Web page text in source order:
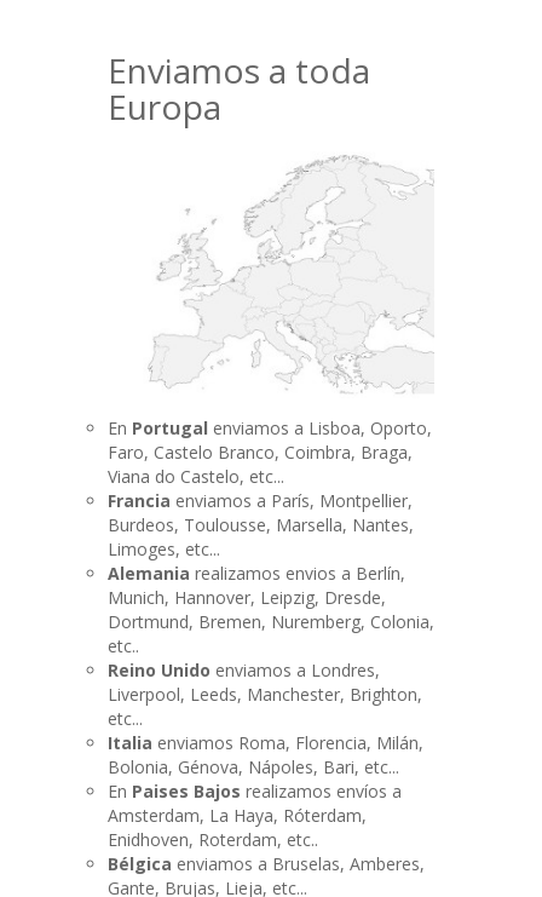
Enviamos a toda
Europa
En Portugal enviamos a Lisboa, Oporto,
Faro, Castelo Branco, Coimbra, Braga,
Viana do Castelo, etc...
Francia enviamos a París, Montpellier,
Burdeos, Toulousse, Marsella, Nantes,
Limoges, etc...
Alemania realizamos envios a Berlín,
Munich, Hannover, Leipzig, Dresde,
Dortmund, Bremen, Nuremberg, Colonia,
etc..
Reino Unido enviamos a Londres,
Liverpool, Leeds, Manchester, Brighton,
etc...
Italia enviamos Roma, Florencia, Milán,
Bolonia, Génova, Nápoles, Bari, etc...
En Paises Bajos realizamos envíos a
Amsterdam, La Haya, Róterdam,
Enidhoven, Roterdam, etc..
Bélgica enviamos a Bruselas, Amberes,
Gante, Brujas, Lieja, etc...